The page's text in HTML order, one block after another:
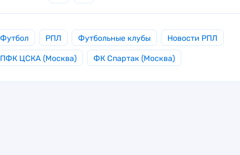
Футбол РПЛ Футбольные клубы Новости РПЛ
ПФК ЦСКА (Москва) ФК Спартак (Москва)